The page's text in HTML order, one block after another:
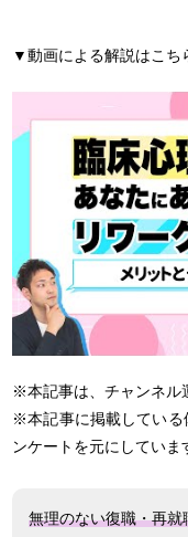
▼動画による解説はこち
※本記事は、チャンネル
※本記事に掲載している
ンケートを元にしていま
無理のない復職・再